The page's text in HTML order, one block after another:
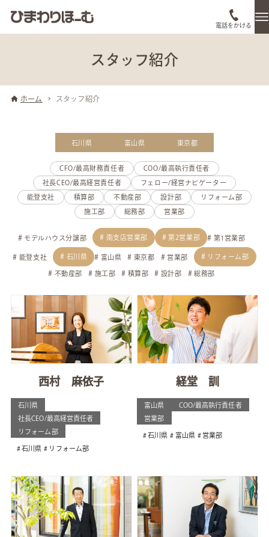
電話をかける
スタッフ紹介
ホーム スタッフ紹介
石川県 富山県 東京都
CFO/最高財務責任者 COO/最高執行責任者
社長CEO/最高経営責任者 フェロー/経営ナビゲーター
能登支社 積算部 不動産部 設計部 リフォーム部
施工部 総務部 営業部
モデルハウス分譲部 南支店営業部 第2営業部 第1営業部
能登支社 石川県 富山県 東京都 営業部 リフォーム部
不動産部 施工部 積算部 設計部 総務部
西村 麻依子
石川県
社長CEO/最高経営責任者
リフォーム部
石川県 リフォーム部
経堂 訓
富山県
COO/最高執行責任者
営業部
石川県 富山県 営業部